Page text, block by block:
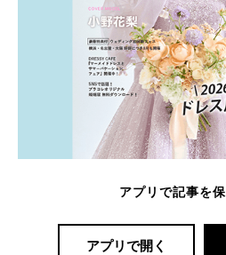
アプリで記事を
アプリで開く